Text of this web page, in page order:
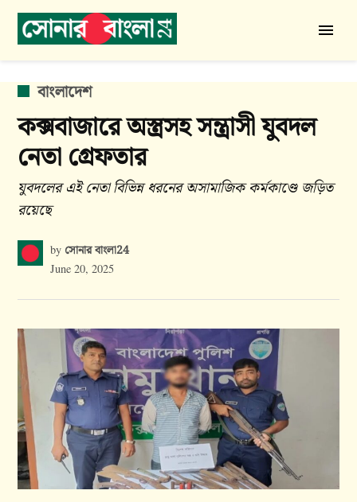
Skip
বাংলা
24
POSTED
বাংলাদেশ
কক্সবাজারে অস্ত্রসহ সন্ত্রাসী যুবদল
নেতা গ্রেফতার
যুবদলের এই নেতা বিভিন্ন ধরনের অসামাজিক কর্মকাণ্ডে জড়িত
রয়েছে
by সোনার বাংলা24
June 20, 2025